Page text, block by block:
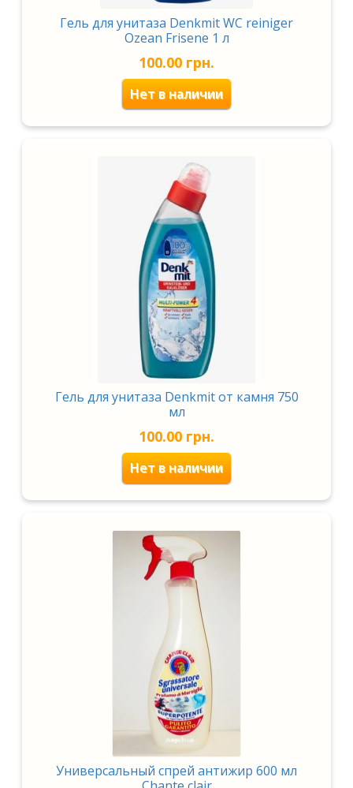
Гель для унитаза Denkmit WC reiniger
Ozean Frisene 1 л
100.00 грн.
Нет в наличии
Гель для унитаза Denkmit от камня 750
мл
100.00 грн.
Нет в наличии
Универсальный спрей антижир 600 мл